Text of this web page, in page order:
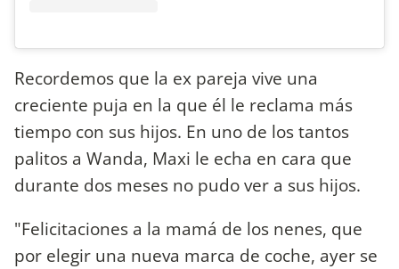
Recordemos que la ex pareja vive una
creciente puja en la que él le reclama más
tiempo con sus hijos. En uno de los tantos
palitos a Wanda, Maxi le echa en cara que
durante dos meses no pudo ver a sus hijos.
"Felicitaciones a la mamá de los nenes, que
por elegir una nueva marca de coche, ayer se